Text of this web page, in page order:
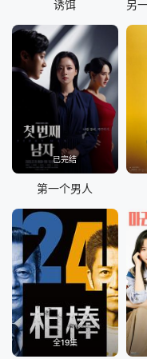
诱饵
已完结
第一个男人
全19集